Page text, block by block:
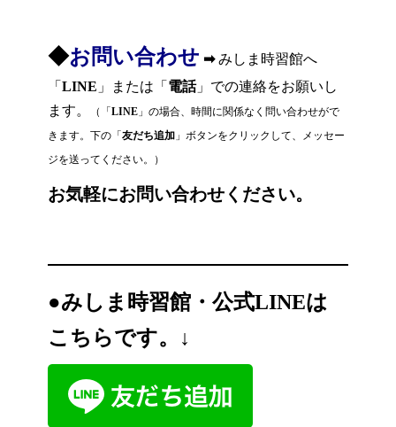
◆お問い合わせ ➡みしま時習館へ
「 LINE 」または「 電話」での連絡をお願いし
ます。
（「 LINE 」の場合、時間に関係なく問い合わせがで
きます。下の「 友だち追加 」ボタンをクリックして、メッセー
ジを送ってください。）
お気軽にお問い合わせください。
●みしま時習館・公式LINEは
こちらです。↓